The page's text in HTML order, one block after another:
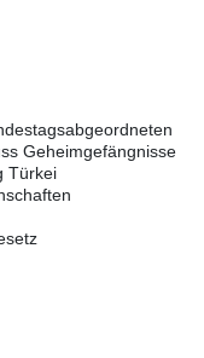
Geheimgefängnisse
Türkei